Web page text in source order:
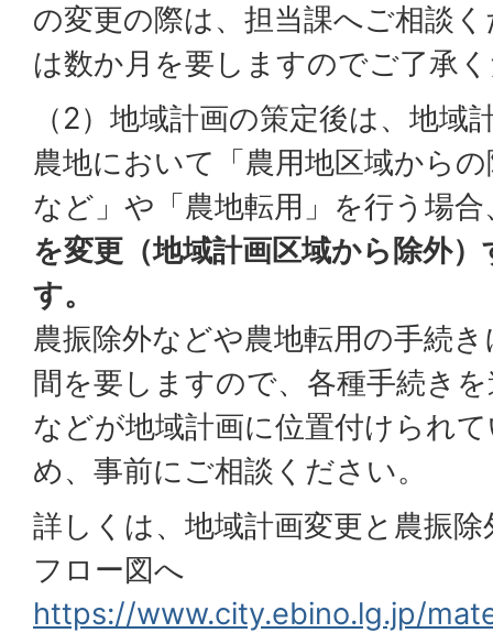
の変更の際は、担当課へご相談
は数か月を要しますのでご了承
（2）地域計画の策定後は、地域
農地において「農用地区域から
など」や「農地転用」を行う場合
を変更（地域計画区域から除外
す。
農振除外などや農地転用の手続
間を要しますので、各種手続き
などが地域計画に位置付けられ
め、事前にご相談ください。
詳しくは、地域計画変更と農振
フロー図へ
https://www.city.ebino.lg.jp/